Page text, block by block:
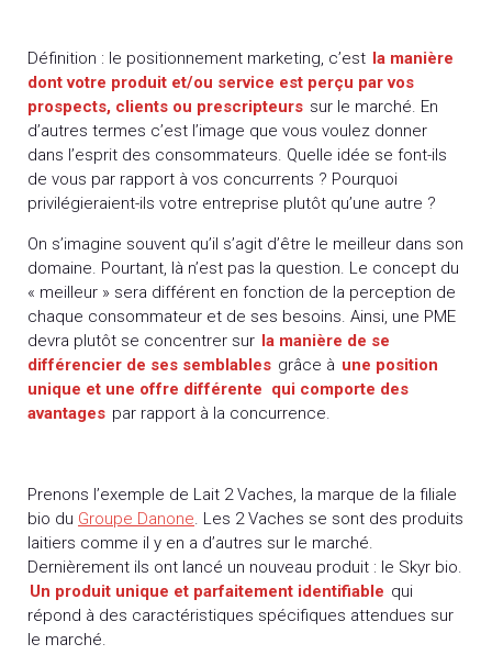
Définition : le positionnement marketing, c’est la manière
dont votre produit et/ou service est perçu par vos
prospects, clients ou prescripteurs sur le marché. En
d’autres termes c’est l’image que vous voulez donner
dans l’esprit des consommateurs. Quelle idée se font-ils
de vous par rapport à vos concurrents ? Pourquoi
privilégieraient-ils votre entreprise plutôt qu’une autre ?
On s’imagine souvent qu’il s’agit d’être le meilleur dans son
domaine. Pourtant, là n’est pas la question. Le concept du
« meilleur » sera différent en fonction de la perception de
chaque consommateur et de ses besoins. Ainsi, une PME
devra plutôt se concentrer sur la manière de se
différencier de ses semblables grâce à une position
unique et une offre différente qui comporte des
avantages par rapport à la concurrence.
Prenons l’exemple de Lait 2 Vaches, la marque de la filiale
bio du Groupe Danone. Les 2 Vaches se sont des produits
laitiers comme il y en a d’autres sur le marché.
Dernièrement ils ont lancé un nouveau produit : le Skyr bio.
Un produit unique et parfaitement identifiable qui
répond à des caractéristiques spécifiques attendues sur
le marché.